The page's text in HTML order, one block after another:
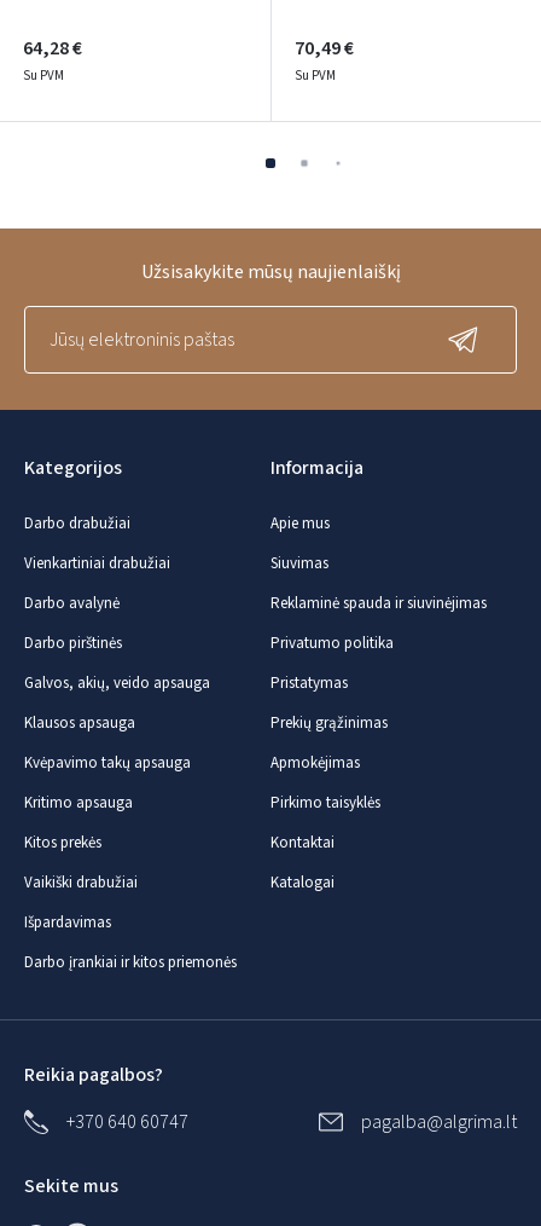
64,28 €
Su PVM
70,49 €
Su PVM
Kategorijos
Darbo drabužiai
Vienkartiniai drabužiai
Darbo avalynė
Darbo pirštinės
Galvos, akių, veido apsauga
Klausos apsauga
Kvėpavimo takų apsauga
Kritimo apsauga
Kitos prekės
Vaikiški drabužiai
Išpardavimas
Darbo įrankiai ir kitos priemonės
Informacija
Apie mus
Siuvimas
Reklaminė spauda ir siuvinėjimas
Privatumo politika
Pristatymas
Prekių grąžinimas
Apmokėjimas
Pirkimo taisyklės
Kontaktai
Katalogai
Užsisakykite mūsų naujienlaiškį
Reikia pagalbos?
+370 640 60747
pagalba@algrima.lt
Sekite mus